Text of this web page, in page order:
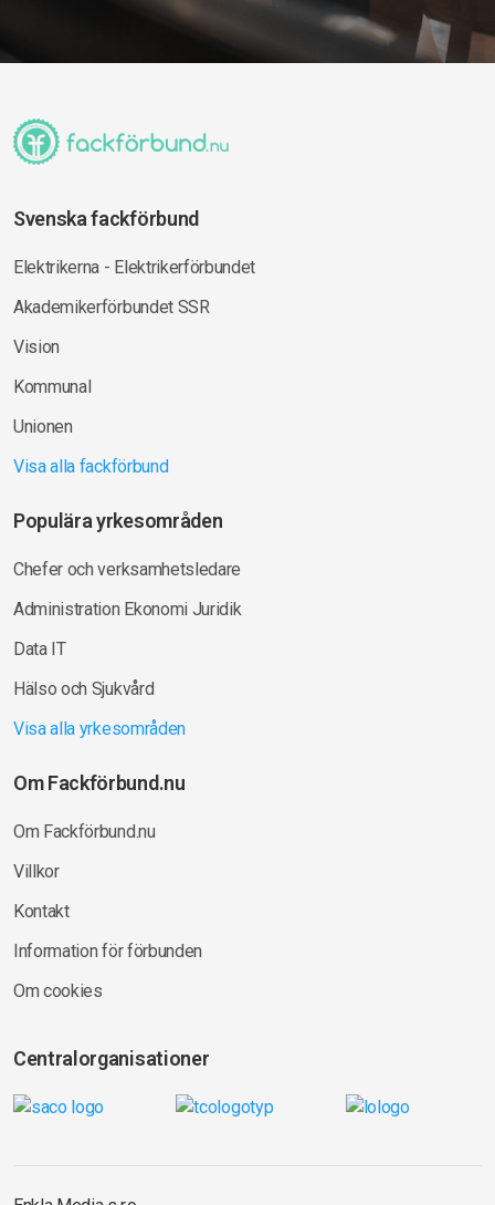
Svenska fackförbund
Elektrikerna - Elektrikerförbundet
Akademikerförbundet SSR
Vision
Kommunal
Unionen
Visa alla fackförbund
Populära yrkesområden
Chefer och verksamhetsledare
Administration Ekonomi Juridik
Data IT
Hälso och Sjukvård
Visa alla yrkesområden
Om Fackförbund.nu
Om Fackförbund.nu
Villkor
Kontakt
Information för förbunden
Om cookies
Centralorganisationer